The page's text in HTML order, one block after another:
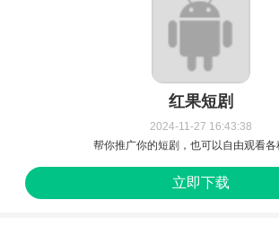
红果短剧
2024-11-27 16:43:38
帮你推广你的短剧，也可以自由观看各
立即下载